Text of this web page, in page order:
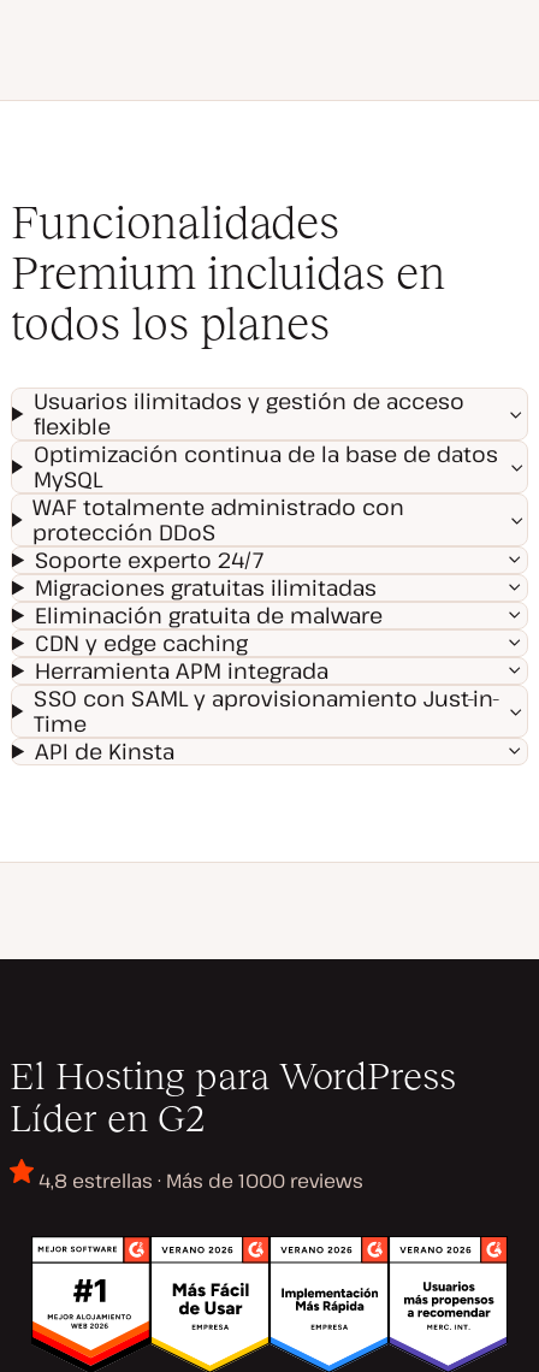
Funcionalidades
Premium incluidas en
todos los planes
Usuarios ilimitados y gestión de acceso
flexible
Optimización continua de la base de datos
MySQL
WAF totalmente administrado con
protección DDoS
Soporte experto 24/7
Migraciones gratuitas ilimitadas
Eliminación gratuita de malware
CDN y edge caching
Herramienta APM integrada
SSO con SAML y aprovisionamiento Just-in-
Time
API de Kinsta
El Hosting para WordPress
Líder en G2
4,8 estrellas · Más de 1000 reviews